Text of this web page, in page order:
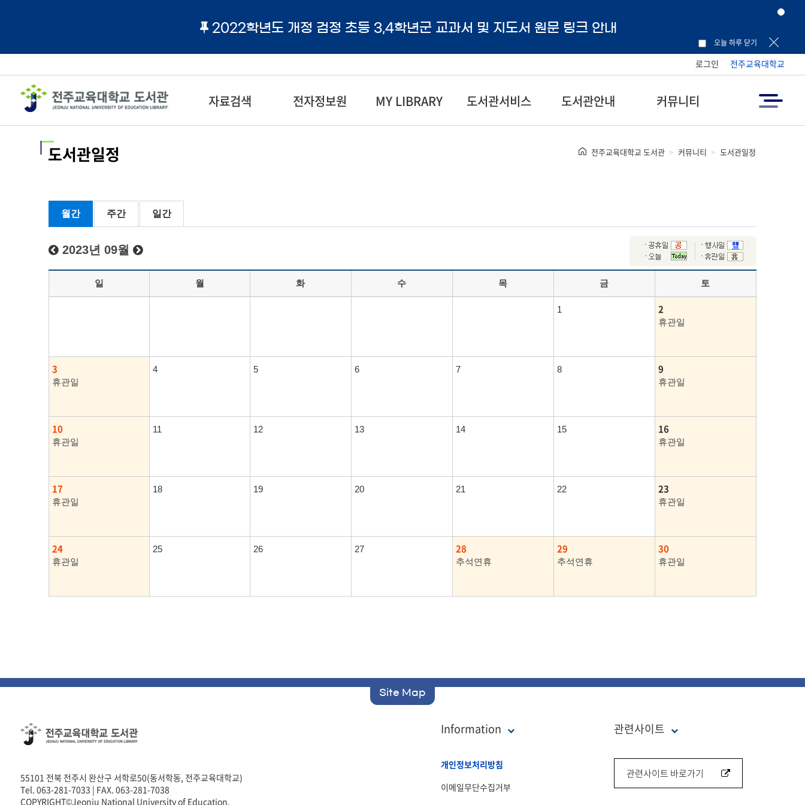
2022학년도 개정 검정 초등 3,4학년군 교과서 및 지도서 원문 링크 안내
오늘 하루 닫기
로그인 전주교육대학교
자료검색 전자정보원 MY LIBRARY 도서관서비스 도서관안내 커뮤니티
도서관일정 전주교육대학교 도서관 커뮤니티 도서관일정
월간 주간 일간
2023년 09월
일 월 화 수 목 금 토
1 2
휴관일
3
휴관일
4 5 6 7 8 9
휴관일
10
휴관일
11 12 13 14 15 16
휴관일
17
휴관일
18 19 20 21 22 23
휴관일
24
휴관일
25 26 27 28
추석연휴
29
추석연휴
30
휴관일
Site Map
55101 전북 전주시 완산구 서학로50(동서학동, 전주교육대학교)
Tel. 063-281-7033 | FAX. 063-281-7038
COPYRIGHT©Jeonju National University of Education.
Information
개인정보처리방침
이메일무단수집거부
관련사이트
관련사이트 바로가기